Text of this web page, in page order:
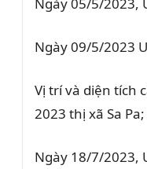
Ngày 05/5/2023,
Ngày 09/5/2023
Vị trí và diện tích
2023 thị xã Sa
Ngày 18/7/2023,